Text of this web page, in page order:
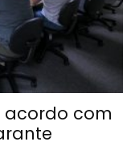
acordo com